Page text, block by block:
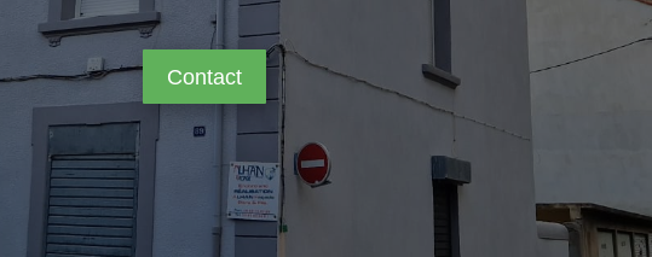
Contact